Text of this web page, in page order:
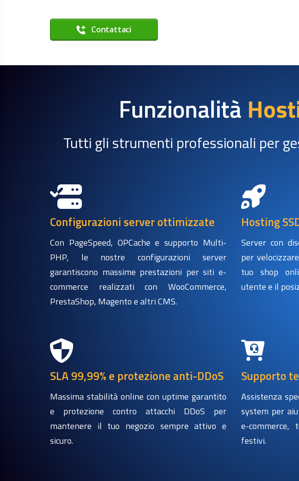
Contattaci
Funzionalità
Tutti gli strumenti professionali per
Configurazioni server ottimizzate
Con PageSpeed, OPCache e supporto Multi-
PHP, le nostre configurazioni server
garantiscono massime prestazioni per siti e-
commerce realizzati con WooCommerce,
PrestaShop, Magento e altri CMS.
Hosting
Server con
per
tuo shop
utente e il
SLA 99,99% e protezione anti-DDoS
Massima stabilità online con uptime garantito
e protezione contro attacchi DDoS per
mantenere il tuo negozio sempre attivo e
sicuro.
Supporto
Assistenza
system per
e-
festivi.